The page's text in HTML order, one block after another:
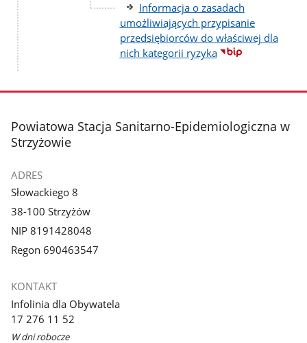
Informacja o zasadach
umożliwiających przypisanie
przedsiębiorców do właściwej dla
nich kategorii ryzyka
stopka
Powiatowa Stacja Sanitarno-Epidemiologiczna w
Strzyżowie
ADRES
Słowackiego 8
38-100 Strzyżów
NIP 8191428048
Regon 690463547
KONTAKT
Infolinia dla Obywatela
17 276 11 52
W dni robocze